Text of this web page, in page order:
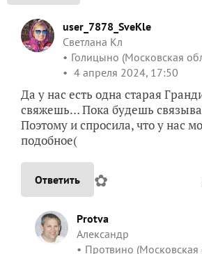
user_7878_SveKle
Светлана Кл
Голицыно (Московская
4 апреля 2024, 17:50
Да у нас есть одна старая
свяжешь… Пока будешь
Поэтому и спросила, что у нас
подобное(
Ответить ✿
Protva
Александр
Протвино (Московская